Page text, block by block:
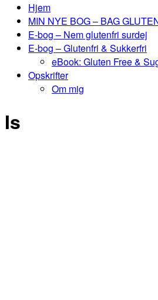
Hjem
MIN NYE BOG – BAG
E-bog – Nem glutenfri surdej
E-bog – Glutenfri & Sukkerfri
eBook: Gluten Free &
Opskrifter
Om mig
Is